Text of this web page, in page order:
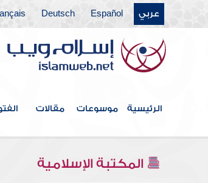
عربي Español
Deutsch
الرئيسية موسوعات مقالات
المكتبة الإسلامية
كتاب الطب عن رسول الله صلى الله عليه
وسلم
كتاب الفرائض عن رسول الله صلى الله عليه
كتاب الوصايا عن رسول الله صلى الله عليه
كتاب الولاء والهبة عن رسول الله صلى الله
عليه وسلم